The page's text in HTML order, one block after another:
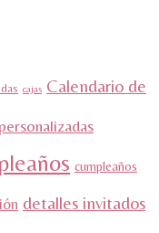
cajas Calendario de
cumpleaños
detalles invitados